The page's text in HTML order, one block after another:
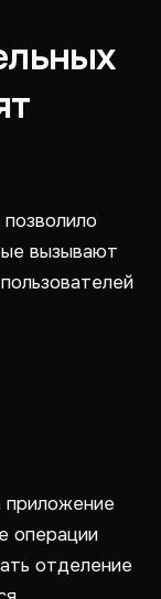
вызывают
приложение
операции
отделение